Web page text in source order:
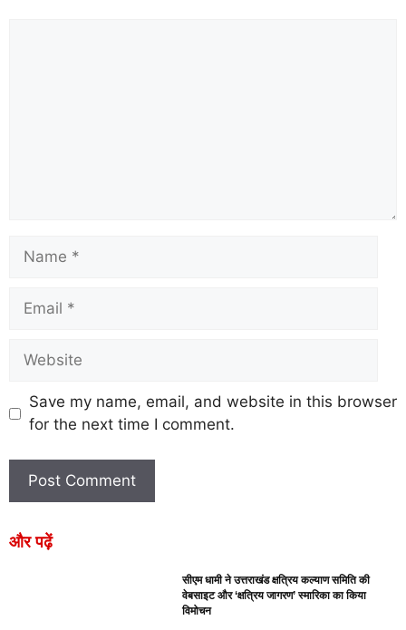
Save my name, email, and website in this browser
for the next time I comment.
और पढ़ें
सीएम धामी ने उत्तराखंड क्षत्रिय कल्याण समिति की
वेबसाइट और ‘क्षत्रिय जागरण’ स्मारिका का किया
विमोचन